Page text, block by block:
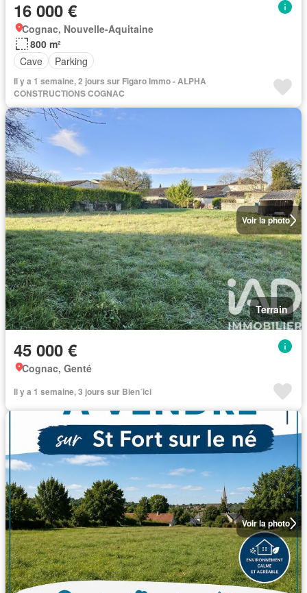
16 000 €
Cognac, Nouvelle-Aquitaine
800 m²
Cave
Parking
Il y a 1 semaine, 2 jours sur Figaro Immo - ALPHA
CONSTRUCTIONS COGNAC
Voir la photo
Terrain
45 000 €
Cognac, Genté
Il y a 1 semaine, 3 jours sur Bien´ici
Voir la photo